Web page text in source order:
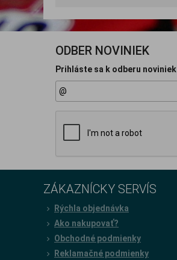
ODBER NOVINIEK
Prihláste sa k odberu noviniek
ZÁKAZNÍCKY SERVÍS
Rýchla objednávka
Ako nakupovať?
Obchodné podmienky
Reklamačné podmienky